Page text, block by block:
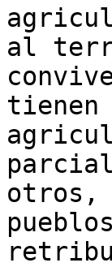
al
tienen
otros,